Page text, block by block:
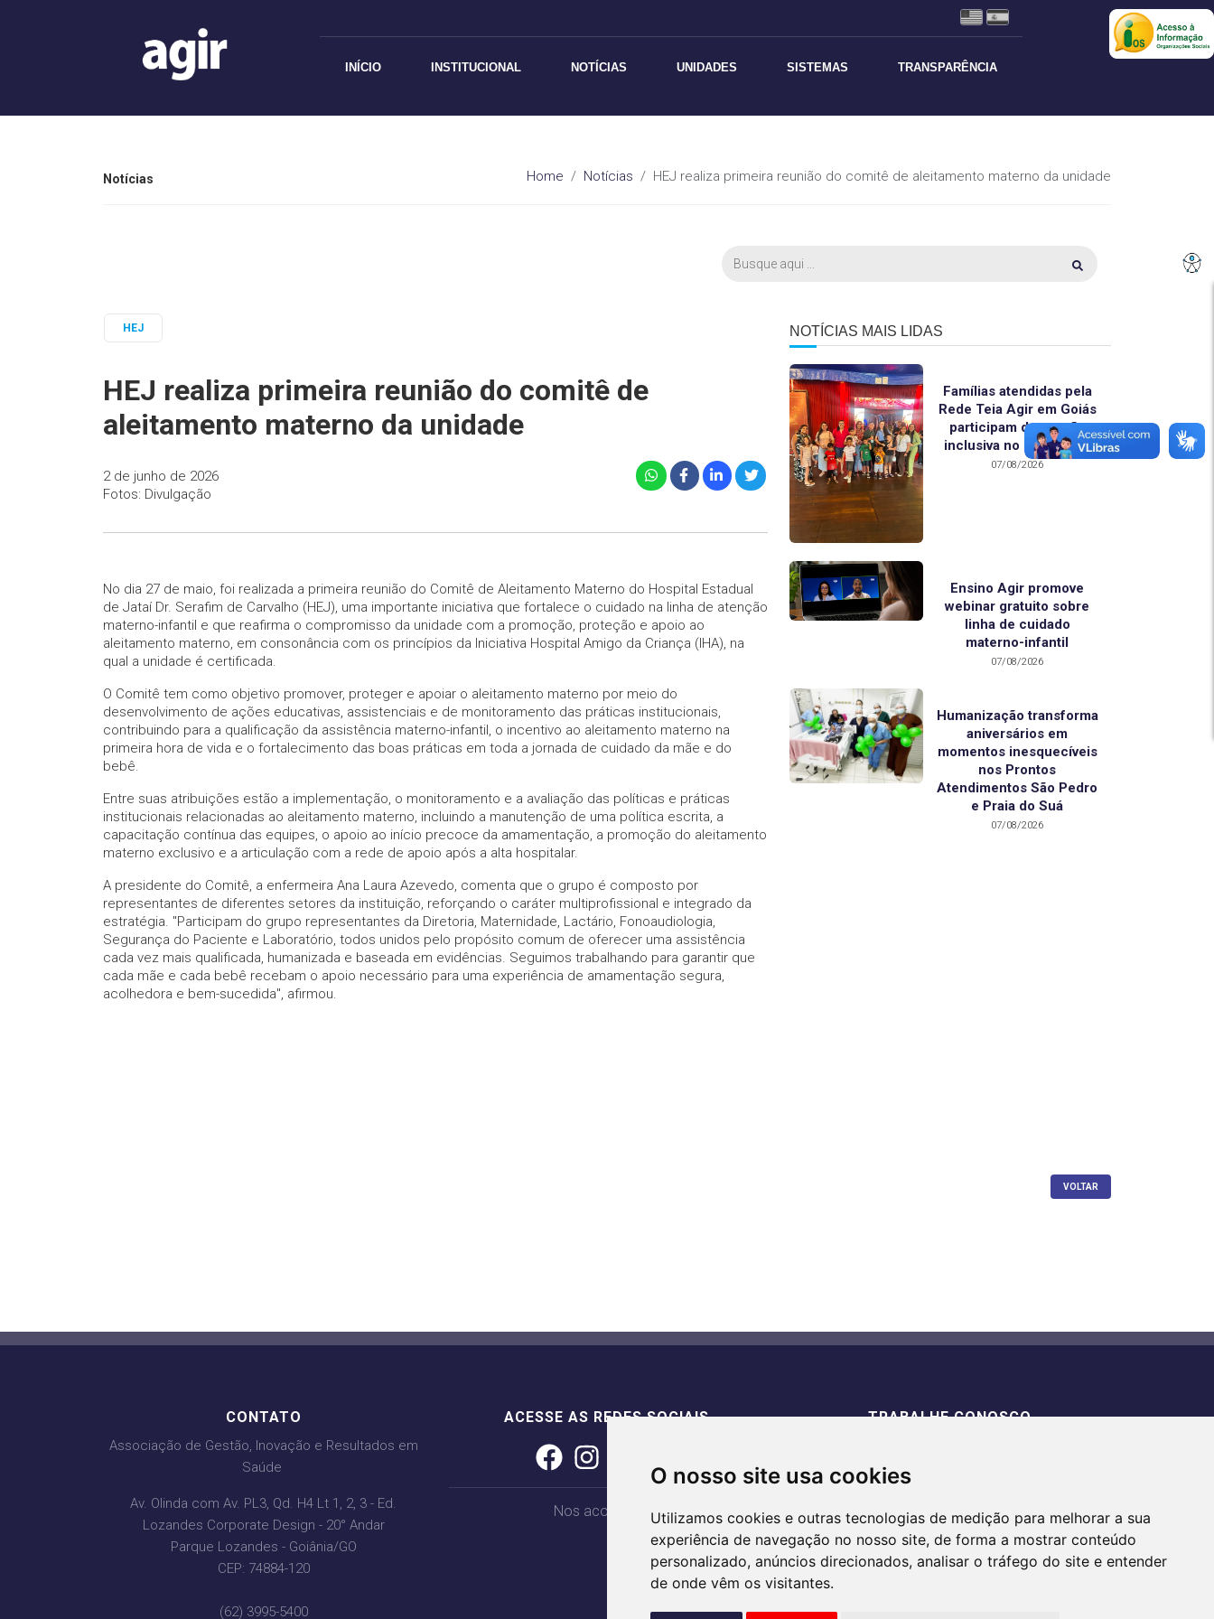
O nosso site usa cookies
Utilizamos cookies e outras tecnologias de medição para melhorar a sua
experiência de navegação no nosso site, de forma a mostrar conteúdo
personalizado, anúncios direcionados, analisar o tráfego do site e entender
de onde vêm os visitantes.
INÍCIO INSTITUCIONAL NOTÍCIAS UNIDADES SISTEMAS TRANSPARÊNCIA
Notícias Home Notícias HEJ realiza primeira reunião do comitê de aleitamento materno da unidade
HEJ
HEJ realiza primeira reunião do comitê de
aleitamento materno da unidade
2 de junho de 2026
Fotos: Divulgação
No dia 27 de maio, foi realizada a primeira reunião do Comitê de Aleitamento Materno do Hospital Estadual
de Jataí Dr. Serafim de Carvalho (HEJ), uma importante iniciativa que fortalece o cuidado na linha de atenção
materno-infantil e que reafirma o compromisso da unidade com a promoção, proteção e apoio ao
aleitamento materno, em consonância com os princípios da Iniciativa Hospital Amigo da Criança (IHA), na
qual a unidade é certificada.
O Comitê tem como objetivo promover, proteger e apoiar o aleitamento materno por meio do
desenvolvimento de ações educativas, assistenciais e de monitoramento das práticas institucionais,
contribuindo para a qualificação da assistência materno-infantil, o incentivo ao aleitamento materno na
primeira hora de vida e o fortalecimento das boas práticas em toda a jornada de cuidado da mãe e do
bebê.
Entre suas atribuições estão a implementação, o monitoramento e a avaliação das políticas e práticas
institucionais relacionadas ao aleitamento materno, incluindo a manutenção de uma política escrita, a
capacitação contínua das equipes, o apoio ao início precoce da amamentação, a promoção do aleitamento
materno exclusivo e a articulação com a rede de apoio após a alta hospitalar.
A presidente do Comitê, a enfermeira Ana Laura Azevedo, comenta que o grupo é composto por
representantes de diferentes setores da instituição, reforçando o caráter multiprofissional e integrado da
estratégia. "Participam do grupo representantes da Diretoria, Maternidade, Lactário, Fonoaudiologia,
Segurança do Paciente e Laboratório, todos unidos pelo propósito comum de oferecer uma assistência
cada vez mais qualificada, humanizada e baseada em evidências. Seguimos trabalhando para garantir que
cada mãe e cada bebê recebam o apoio necessário para uma experiência de amamentação segura,
acolhedora e bem-sucedida", afirmou.
NOTÍCIAS MAIS LIDAS
Famílias atendidas pela
Rede Teia Agir em Goiás
participam de sessão
inclusiva no Real Circo
07/08/2026
Ensino Agir promove
webinar gratuito sobre
linha de cuidado
materno-infantil
07/08/2026
Humanização transforma
aniversários em
momentos inesquecíveis
nos Prontos
Atendimentos São Pedro
e Praia do Suá
07/08/2026
VOLTAR
CONTATO
Associação de Gestão, Inovação e Resultados em
Saúde
Av. Olinda com Av. PL3, Qd. H4 Lt 1, 2, 3 - Ed.
Lozandes Corporate Design - 20° Andar
Parque Lozandes - Goiânia/GO
CEP: 74884-120
(62) 3995-5400
ACESSE AS REDES SOCIAIS
Nos acompanhe
TRABALHE CONOSCO